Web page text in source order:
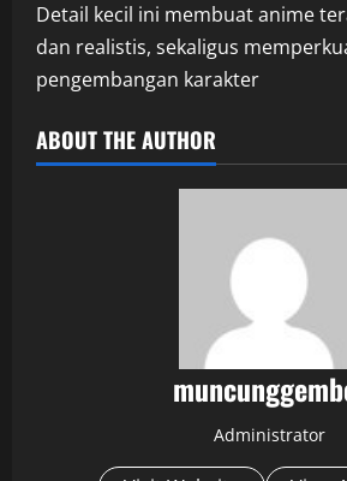
Detail kecil ini membuat anime
dan realistis, sekaligus
pengembangan karakter
ABOUT THE AUTHOR
Administrator